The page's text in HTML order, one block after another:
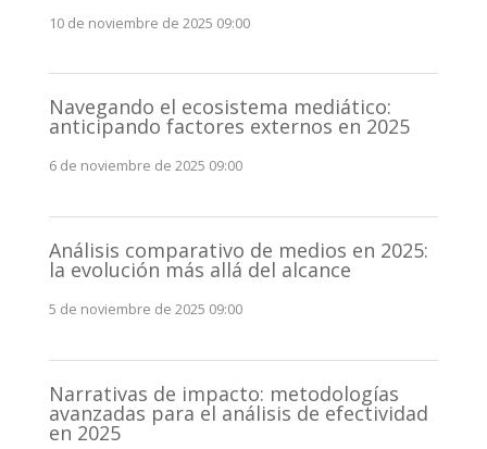
10 de noviembre de 2025 09:00
Navegando el ecosistema mediático:
anticipando factores externos en 2025
6 de noviembre de 2025 09:00
Análisis comparativo de medios en 2025:
la evolución más allá del alcance
5 de noviembre de 2025 09:00
Narrativas de impacto: metodologías
avanzadas para el análisis de efectividad
en 2025